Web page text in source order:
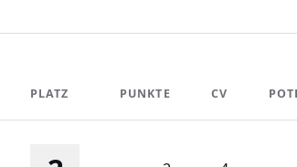
PLATZ PUNKTE CV